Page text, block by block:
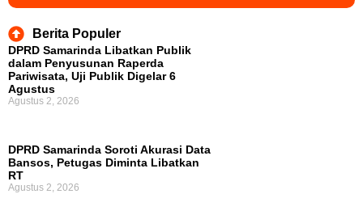
Berita Populer
DPRD Samarinda Libatkan Publik
dalam Penyusunan Raperda
Pariwisata, Uji Publik Digelar 6
Agustus
Agustus 2, 2026
DPRD Samarinda Soroti Akurasi Data
Bansos, Petugas Diminta Libatkan
RT
Agustus 2, 2026